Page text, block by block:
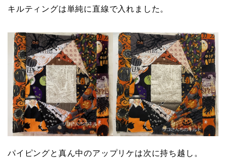
キルティングは単純に直線で入れました。
パイピングと真ん中のアップリケは次に持ち越し。